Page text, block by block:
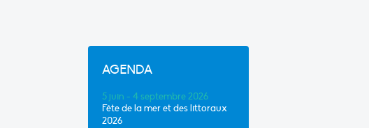
AGENDA
5 juin - 4 septembre 2026
Fête de la mer et des littoraux
2026